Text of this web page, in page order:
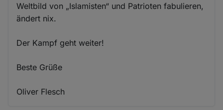
Weltbild von „Islamisten“ und Patrioten fabulieren,
ändert nix.
Der Kampf geht weiter!
Beste Grüße
Oliver Flesch